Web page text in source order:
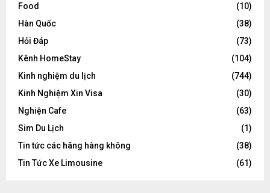
Food
(10)
Hàn Quốc
(38)
Hỏi Đáp
(73)
Kênh HomeStay
(104)
Kinh nghiệm du lịch
(744)
Kinh Nghiệm Xin Visa
(30)
Nghiện Cafe
(63)
Sim Du Lịch
(1)
Tin tức các hãng hàng không
(38)
Tin Tức Xe Limousine
(61)